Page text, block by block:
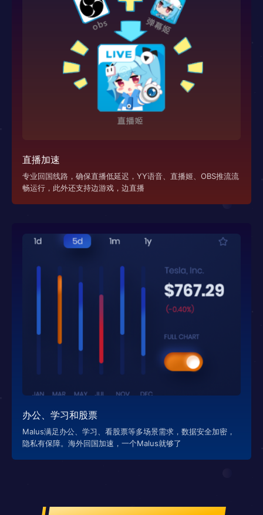
直播加速
专业回国线路，确保直播低延迟，YY语音、直播姬、OBS推流流
畅运行，此外还支持边游戏，边直播
办公、学习和股票
Malus满足办公、学习、看股票等多场景需求，数据安全加密，
隐私有保障。海外回国加速，一个Malus就够了